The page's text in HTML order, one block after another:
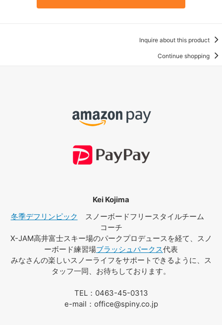
Inquire about this product
Continue shopping
Kei Kojima
冬季デフリンピック スノーボードフリースタイルチーム
コーチ
X-JAM高井富士スキー場のパークプロデュースを経て、スノ
ーボード練習場ブラッシュパークス代表
みなさんの楽しいスノーライフをサポートできるように、ス
タッフ一同、お待ちしております。
TEL：0463-45-0313
e-mail：office@spiny.co.jp